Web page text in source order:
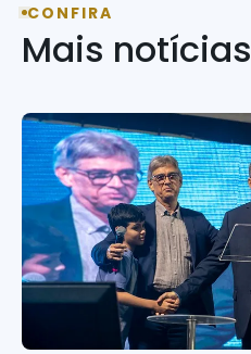
CONFIRA
Mais notícias